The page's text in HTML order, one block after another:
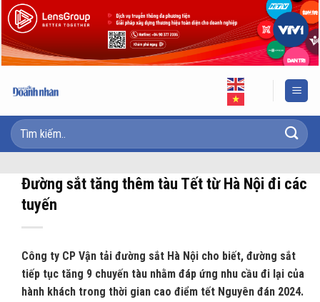
Skip
to
content
Đường sắt tăng thêm tàu Tết từ Hà Nội đi các
tuyến
Công ty CP Vận tải đường sắt Hà Nội cho biết, đường sắt
tiếp tục tăng 9 chuyến tàu nhằm đáp ứng nhu cầu đi lại của
hành khách trong thời gian cao điểm tết Nguyên đán 2024.